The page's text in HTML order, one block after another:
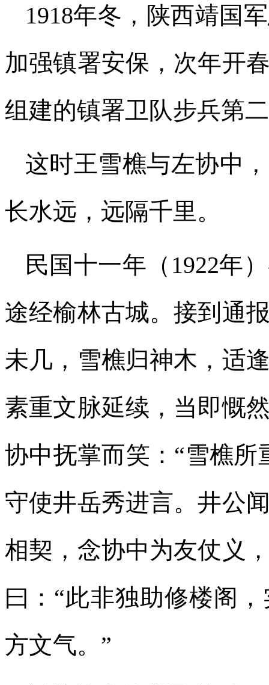
1918年冬，陕西靖国
加强镇署安保，次年开
组建的镇署卫队步兵第
这时王雪樵与左协中
长水远，远隔千里。
民国十一年（1922年
途经榆林古城。接到通
未几，雪樵归神木，适
素重文脉延续，当即慨
协中抚掌而笑：“雪樵
守使井岳秀进言。井公
相契，念协中为友仗义
曰：“此非独助修楼阁
方文气。”